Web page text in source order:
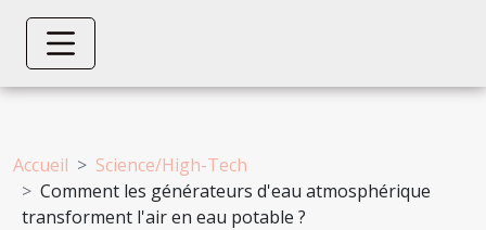
Accueil
Science/High-Tech
Comment les générateurs d'eau atmosphérique
transforment l'air en eau potable ?